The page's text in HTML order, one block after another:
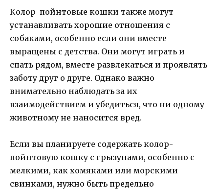
Колор-пойнтовые кошки также могут
устанавливать хорошие отношения с
собаками, особенно если они вместе
выращены с детства. Они могут играть и
спать рядом, вместе развлекаться и проявлять
заботу друг о друге. Однако важно
внимательно наблюдать за их
взаимодействием и убедиться, что ни одному
животному не наносится вред.
Если вы планируете содержать колор-
пойнтовую кошку с грызунами, особенно с
мелкими, как хомяками или морскими
свинками, нужно быть предельно